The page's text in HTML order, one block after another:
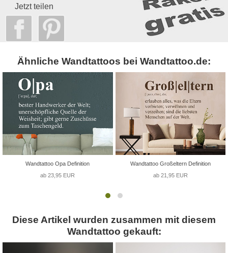
Jetzt teilen
Ähnliche Wandtattoos bei Wandtattoo.de:
Wandtattoo Opa Definition
ab 23,95 EUR
Wandtattoo Großeltern Definition
ab 21,95 EUR
Diese Artikel wurden zusammen mit diesem
Wandtattoo gekauft: